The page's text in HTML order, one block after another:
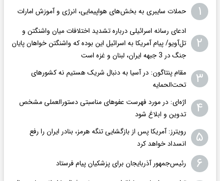
۱ حملات سایبری به بخش‌های هواپیمایی، انرژی و آموزش امارات
۲
ادعای رسانه اسرائیلی درباره تشدید اختلافات میان واشنگتن و
تل‌آویو/ پیام آمریکا به اسرائیل این بوده که واشنگتن خواهان پایان
جنگ در 3 جبهه ایران، لبنان و غزه است
۳
مقام پنتاگون: در آسیا به دنبال شریک هستیم نه کشورهای
تحت‌الحمایه
۴
اژه‌ای: در مورد فهرست عفوهای مناسبتی دستورالعملی مشخص
تدوین و ابلاغ شود
۵
رویترز: آمریکا پس از بازگشایی تنگه هرمز، بنادر ایران را رفع
انسداد خواهد کرد
۶ رئیس‌جمهور آذربایجان برای پزشکیان پیام فرستاد